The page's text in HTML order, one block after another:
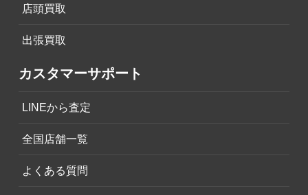
店頭買取
出張買取
カスタマーサポート
LINEから査定
全国店舗一覧
よくある質問